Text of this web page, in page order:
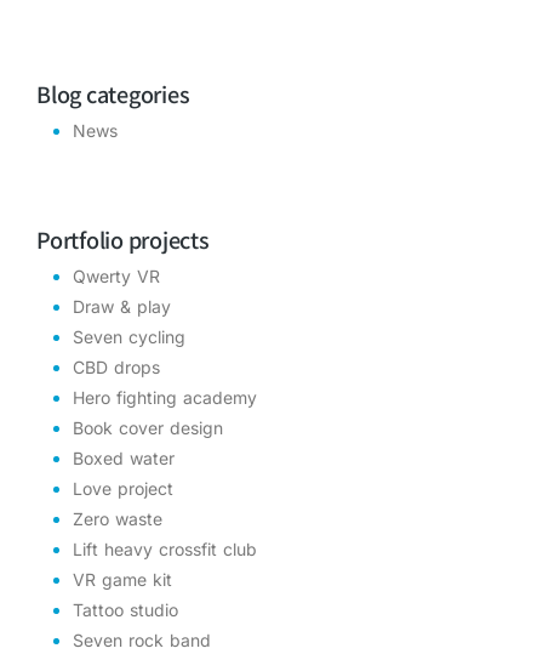
Blog categories
News
Portfolio projects
Qwerty VR
Draw & play
Seven cycling
CBD drops
Hero fighting academy
Book cover design
Boxed water
Love project
Zero waste
Lift heavy crossfit club
VR game kit
Tattoo studio
Seven rock band